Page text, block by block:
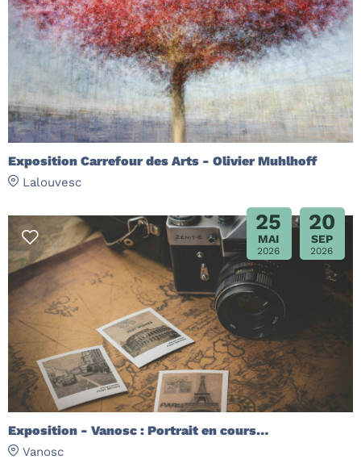
Exposition Carrefour des Arts - Olivier Muhlhoff
Lalouvesc
25
MAI
2026
20
SEP
2026
Exposition - Vanosc : Portrait en cours…
Vanosc